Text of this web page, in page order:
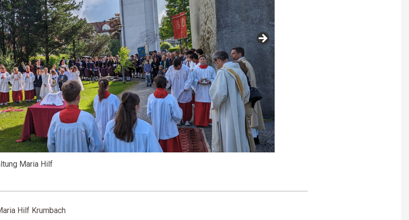
Maria Hilf
Hilf Krumbach